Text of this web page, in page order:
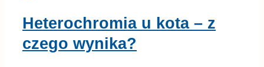
Heterochromia u kota – z
czego wynika?